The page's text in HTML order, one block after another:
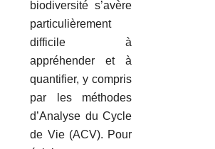
biodiversité s’avère
particulièrement
difficile à
appréhender et à
quantifier, y compris
par les méthodes
d’Analyse du Cycle
de Vie (ACV). Pour